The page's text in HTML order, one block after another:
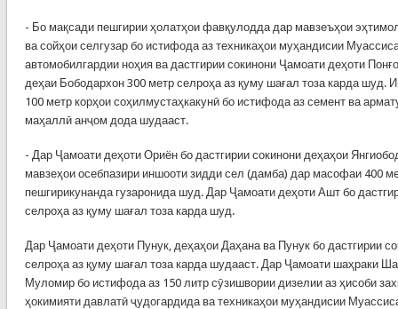
- Бо мақсади пешгирии ҳолатҳои фавқулодда дар мавзеъҳои
ва сойҳои селгузар бо истифода аз техникаҳои муҳандисии
автомобилгардии ноҳия ва дастгирии сокинони Ҷамоати деҳоти
деҳаи Бободархон 300 метр селроҳа аз қуму шағал тоза карда шуд.
100 метр корҳои соҳилмустаҳкакунӣ бо истифода аз семент ва
маҳаллӣ анҷом дода шудааст.
- Дар Ҷамоати деҳоти Ориён бо дастгирии сокинони деҳаҳои
мавзеҳои осебпазири иншооти зидди сел (дамба) дар масофаи 400
пешгирикунанда гузаронида шуд. Дар Ҷамоати деҳоти Ашт бо
селроҳа аз қуму шағал тоза карда шуд.
Дар Ҷамоати деҳоти Пунук, деҳаҳои Даҳана ва Пунук бо дастгирии
селроҳа аз қуму шағал тоза карда шудааст. Дар Ҷамоати шаҳраки
Муломир бо истифода аз 150 литр сӯзишвории дизелии аз ҳисоби
ҳокимияти давлатӣ ҷудогардида ва техникаҳои муҳандисии